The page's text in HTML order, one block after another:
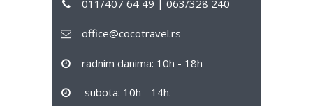
011/407 64 49 | 063/328 240
office@cocotravel.rs
radnim danima: 10h - 18h
subota: 10h - 14h.